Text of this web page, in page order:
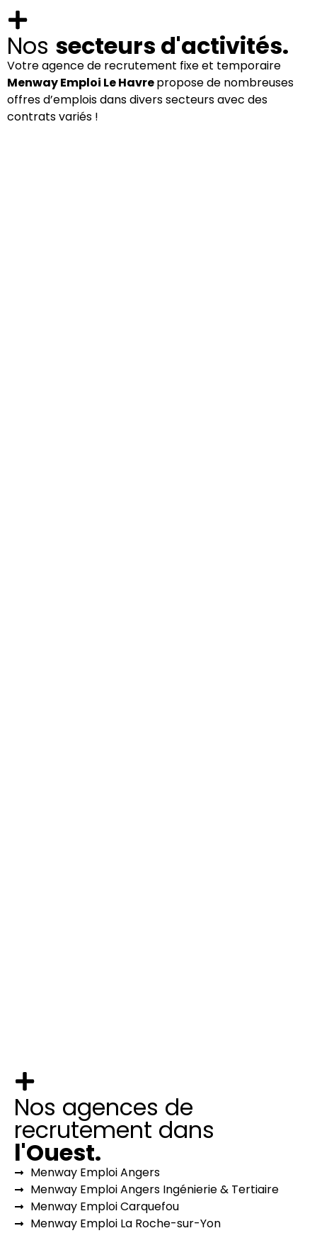
Nos secteurs d'activités.
Votre agence de recrutement fixe et temporaire
Menway Emploi Le Havrepropose de nombreuses
offres d’emplois dans divers secteurs avec des
contrats variés !
Nos agences de
recrutement dans
l'Ouest.
Menway Emploi Angers
Menway Emploi Angers Ingénierie & Tertiaire
Menway Emploi Carquefou
Menway Emploi La Roche-sur-Yon